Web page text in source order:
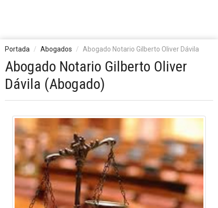
Portada Abogados Abogado Notario Gilberto Oliver Dávila
Abogado Notario Gilberto Oliver
Dávila (Abogado)